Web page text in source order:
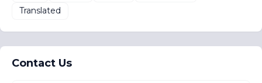
Translated
Contact Us